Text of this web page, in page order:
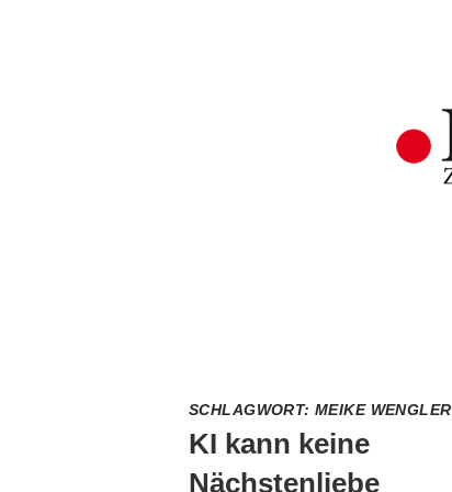
SCHLAGWORT:MEIKE WENGLER
KI kann keine
Nächstenliebe